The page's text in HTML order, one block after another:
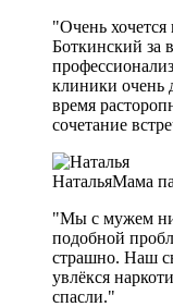
"Очень хочется
Боткинский за
клиники очень
время
сочетание
НатальяМама
"Мы с мужем
подобной
страшно. Наш
увлёкся
спасли."